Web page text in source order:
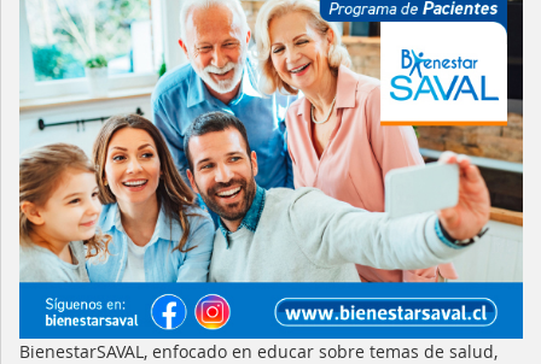
BienestarSAVAL, enfocado en educar sobre temas de salud,